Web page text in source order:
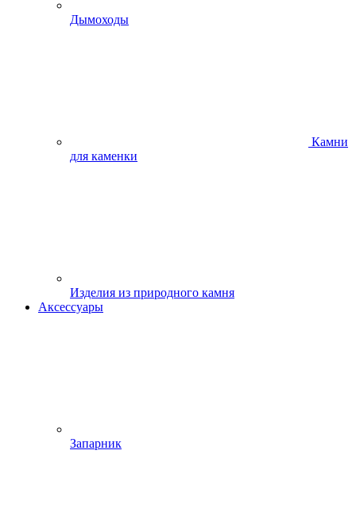
Дымоходы
Камни
для каменки
Изделия из природного камня
Аксессуары
Запарник